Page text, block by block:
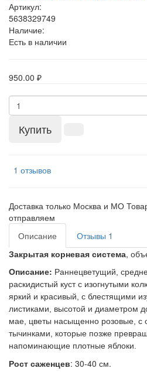
Артикул:
5638329749
Наличие:
Есть в наличии
950.00 ₽
Купить
1 отзывов
Доставка только Москва и МО
отправляем
Описание
Отзывы 1
Закрытая корневая система,
Описание: Раннецветущий,
раскидистый куст с изогнутыми
яркий и красивый, с блестящими
листиками, высотой и диаметром
мае, цветы насыщенно розовые, с
тычинками, которые позже
напоминающие плотные яблоки.
Рост саженцев: 30-40 см.